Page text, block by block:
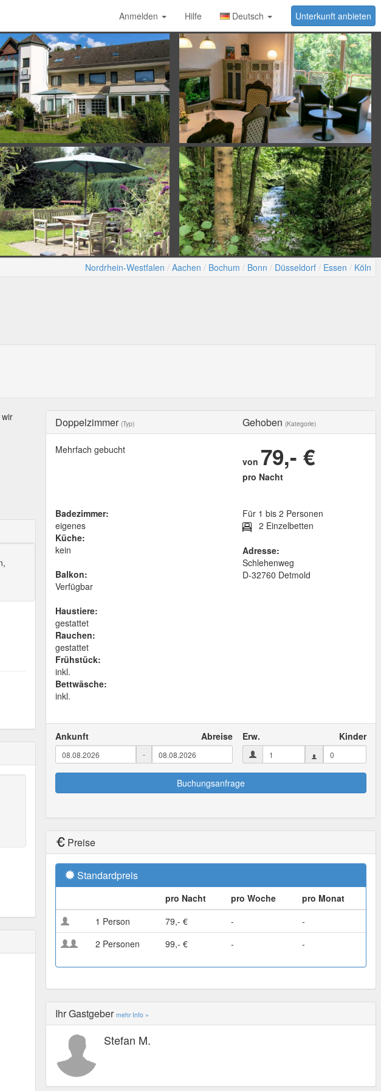
Unterkunft anbieten
Anmelden Hilfe Deutsch
Nordrhein-Westfalen Aachen Bochum Bonn Düsseldorf Essen Köln
Doppelzimmer (Typ) Gehoben (Kategorie)
Mehrfach gebucht
von 79,- €
pro Nacht
Badezimmer:
eigenes
Küche:
kein
Balkon:
Verfügbar
Haustiere:
gestattet
Rauchen:
gestattet
Frühstück:
inkl.
Bettwäsche:
inkl.
Für 1 bis 2 Personen
2 Einzelbetten
Adresse:
Schlehenweg
D-32760 Detmold
Ankunft Abreise
-
Erw. Kinder
Buchungsanfrage
Preise
Standardpreis
pro Nacht pro Woche
pro Monat
1 Person
79,- € -
-
2 Personen
99,- € - -
Ihr Gastgeber mehr Info »
Stefan M.